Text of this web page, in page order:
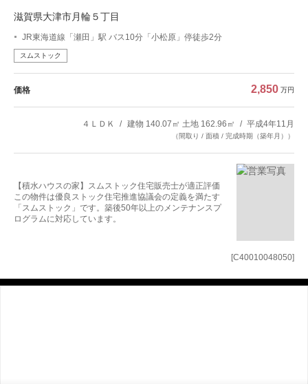
[C40010048050]
滋賀県大津市月輪５丁目
JR東海道線「瀬田」駅 バス10分「小松原」停徒歩2分
スムストック
価格 2,850 万円
４ＬＤＫ 建物 140.07㎡ 土地 162.96㎡ 平成4年11月
（間取り / 面積 / 完成時期（築年月））
【積水ハウスの家】スムストック住宅販売士が適正評価
この物件は優良ストック住宅推進協議会の定義を満たす
「スムストック」です。築後50年以上のメンテナンスプ
ログラムに対応しています。